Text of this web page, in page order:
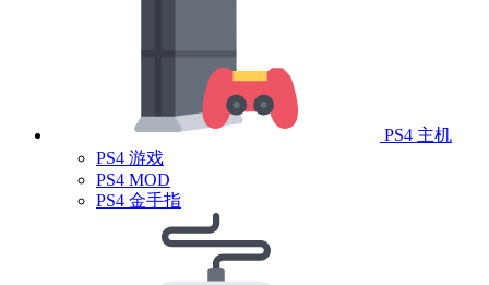
PS4 主机
PS4 游戏
PS4 MOD
PS4 金手指